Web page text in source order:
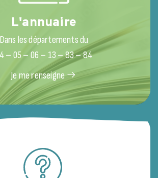
L'annuaire
Dans les départements du
– 05 – 06 – 13 – 83 – 84
Je me renseigne